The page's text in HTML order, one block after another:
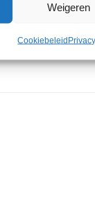
Weigeren
Cookiebeleid